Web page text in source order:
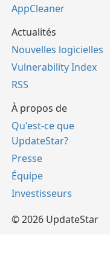
AppCleaner
Actualités
Nouvelles logicielles
Vulnerability Index
RSS
À propos de
Qu'est-ce que
UpdateStar?
Presse
Équipe
Investisseurs
© 2026 UpdateStar